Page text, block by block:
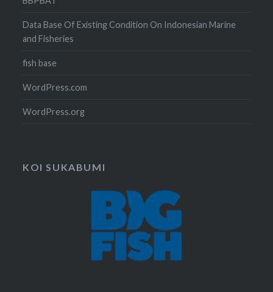
Data Base Of Existing Condition On Indonesian Marine
and Fisheries
fish base
WordPress.com
WordPress.org
KOI SUKABUMI